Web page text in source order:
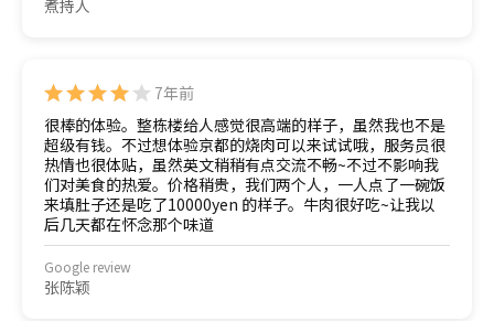
煮持人
7年前
很棒的体验。整栋楼给人感觉很高端的样子，虽然我也不是
超级有钱。不过想体验京都的烧肉可以来试试哦，服务员很
热情也很体贴，虽然英文稍稍有点交流不畅~不过不影响我
们对美食的热爱。价格稍贵，我们两个人，一人点了一碗饭
来填肚子还是吃了10000yen 的样子。牛肉很好吃~让我以
后几天都在怀念那个味道
Google review
张陈颖